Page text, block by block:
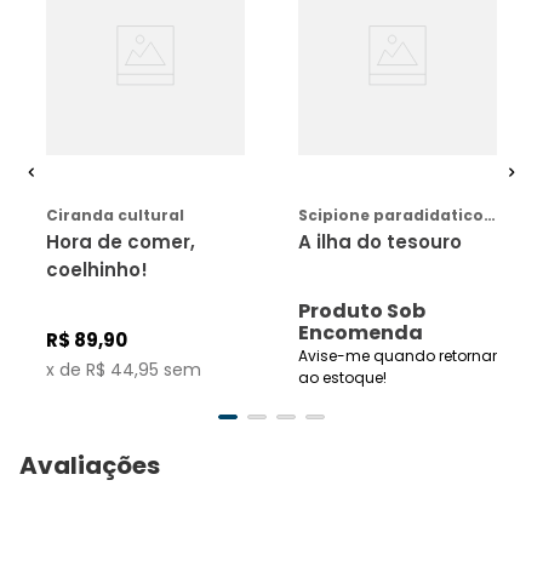
Ciranda cultural
Hora de comer,
coelhinho!
R$ 89,90
x de R$ 44,95 sem
Scipione paradidatico (saraiva)
A ilha do tesouro
Produto Sob
Encomenda
Avise-me quando retornar
ao estoque!
Avaliações